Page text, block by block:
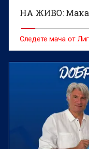
НА ЖИВО:
Следете мача от